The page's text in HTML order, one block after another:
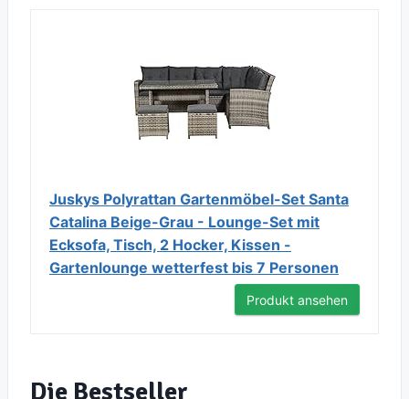
Juskys Polyrattan Gartenmöbel-Set Santa
Catalina Beige-Grau - Lounge-Set mit
Ecksofa, Tisch, 2 Hocker, Kissen -
Gartenlounge wetterfest bis 7 Personen
Produkt ansehen
Die Bestseller